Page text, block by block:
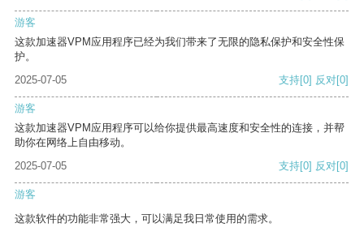
游客
这款加速器VPM应用程序已经为我们带来了无限的隐私保护和安全性保
护。
2025-07-05
支持[0] 反对[0]
游客
这款加速器VPM应用程序可以给你提供最高速度和安全性的连接，并帮
助你在网络上自由移动。
2025-07-05
支持[0] 反对[0]
游客
这款软件的功能非常强大，可以满足我日常使用的需求。